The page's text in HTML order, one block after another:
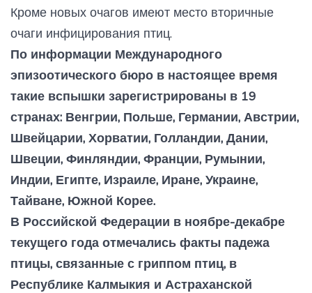
Кроме новых очагов имеют место вторичные
очаги инфицирования птиц.
По информации Международного
эпизоотического бюро в настоящее время
такие вспышки зарегистрированы в 19
странах: Венгрии, Польше, Германии, Австрии,
Швейцарии, Хорватии, Голландии, Дании,
Швеции, Финляндии, Франции, Румынии,
Индии, Египте, Израиле, Иране, Украине,
Тайване, Южной Корее.
В Российской Федерации в ноябре-декабре
текущего года отмечались факты падежа
птицы, связанные с гриппом птиц, в
Республике Калмыкия и Астраханской